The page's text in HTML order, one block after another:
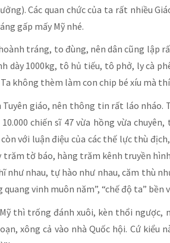
Các quan chức của ta rất nhiều
gấp mấy Mỹ nhé.
tráng, to đùng, nên dân cũng lập
dày 1000kg, tô hủ tiếu, tô phở, ly cà
không thèm làm con chip bé xíu mà
Tuyên giáo, nên thông tin rất láo nháo.
chiến sĩ 47 vừa hồng vừa
với luận điệu của các thế lực thù
trăm tờ báo, hàng trăm kênh truyền
như nhau, tự hào như nhau, căm thù
vinh muôn năm”, “chế độ ta”
thì trống đánh xuôi, kèn thổi ngược,
xông cả vào nhà Quốc hội. Cứ kiểu